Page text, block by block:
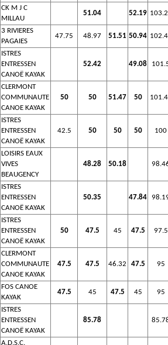
CK M J C
MILLAU
51.04 52.19
3 RIVIERES
PAGAIES
47.75 48.97 51.51 50.94
ISTRES
ENTRESSEN
CANOË KAYAK
52.42 49.08
CLERMONT
COMMUNAUTE
CANOE KAYAK
50 50 51.47 50
ISTRES
ENTRESSEN
CANOË KAYAK
42.5 50 50 50 100
LOISIRS EAUX
VIVES
BEAUGENCY
48.28 50.18
ISTRES
ENTRESSEN
CANOË KAYAK
50.35 47.84
ISTRES
ENTRESSEN
CANOË KAYAK
50 47.5 45 47.5 97.5
CLERMONT
COMMUNAUTE
CANOE KAYAK
47.5 47.5 46.32 47.5 95
FOS CANOE
KAYAK
47.5 45 47.5 45 95
ISTRES
ENTRESSEN
CANOË KAYAK
85.78
A.D.S.C.